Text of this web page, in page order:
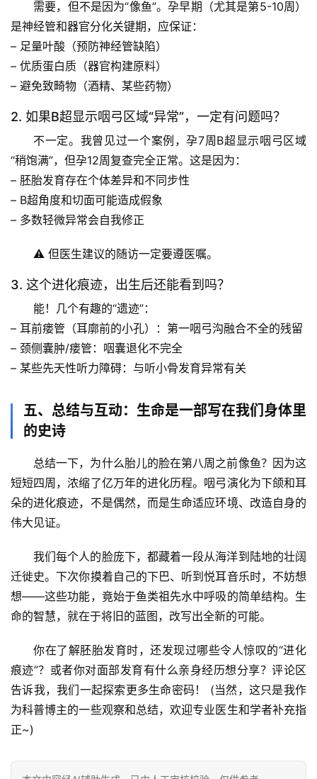
科
技
前
沿
心
站
辟
谣
需要，但不是因为“像鱼”。孕早期（尤其是第5-10周）
是神经管和器官分化关键期，应保证：
– 足量叶酸（预防神经管缺陷）
– 优质蛋白质（器官构建原料）
– 避免致畸物（酒精、某些药物）
2. 如果B超显示咽弓区域“异常”，一定有问题吗？
不一定。 我曾见过一个案例 ，孕7周B超显示咽弓区域
“稍饱满”，但孕12周复查完全正常。这是因为：
– 胚胎发育存在个体差异和不同步性
– B超角度和切面可能造成假象
– 多数轻微异常会自我修正
⚠️ 但医生建议的随访一定要遵医嘱。
3. 这个进化痕迹，出生后还能看到吗？
能！ 几个有趣的“遗迹”：
– 耳前瘘管（耳廓前的小孔）：第一咽弓沟融合不全的残留
– 颈侧囊肿/瘘管：咽囊退化不完全
– 某些先天性听力障碍：与听小骨发育异常有关
五、总结与互动：生命是一部写在我们身体里
的史诗
总结一下， 为什么胎儿的脸在第八周之前像鱼？因为这
短短四周，浓缩了亿万年的进化历程。 咽弓演化为下颌和耳
朵的进化痕迹，不是偶然，而是生命适应环境、改造自身的
伟大见证。
我们每个人的脸庞下，都藏着一段从海洋到陆地的壮阔
迁徙史。下次你摸着自己的下巴、听到悦耳音乐时，不妨想
想——这些功能，竟始于鱼类祖先水中呼吸的简单结构。生
命的智慧，就在于将旧的蓝图，改写出全新的可能。
你在了解胚胎发育时，还发现过哪些令人惊叹的“进化
痕迹”？或者你对面部发育有什么亲身经历想分享？评论区
告诉我，我们一起探索更多生命密码！
(当然，这只是我作
为科普博主的一些观察和总结，欢迎专业医生和学者补充指
正~)